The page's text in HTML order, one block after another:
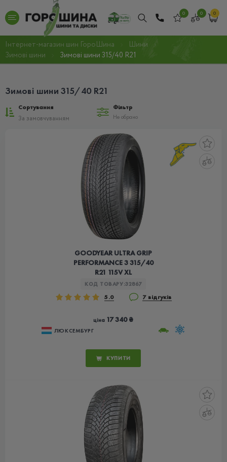
0 0 0
Інтернет-магазин шин ГороШина
Шини
Зимові шини
Зимові шини 315/40 R21
Зимові шини 315/40 R21
Сортування
Фільтр
Не обрано
GOODYEAR ULTRA GRIP
PERFORMANCE 3 315/40
R21 115V XL
КОД ТОВАРУ:32867
5.0 7 відгуків
ціна 17 340 ₴
ЛЮКСЕМБУРГ
КУПИТИ